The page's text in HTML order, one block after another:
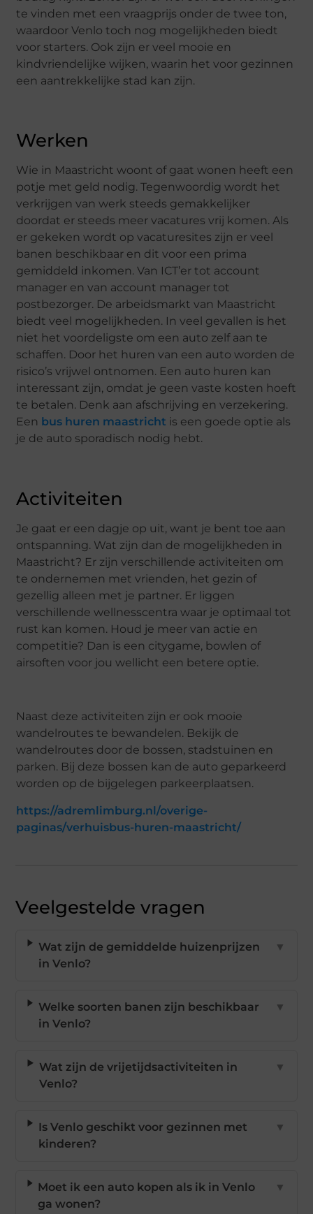
te vinden met een vraagprijs onder de twee ton,
waardoor Venlo toch nog mogelijkheden biedt
voor starters. Ook zijn er veel mooie en
kindvriendelijke wijken, waarin het voor gezinnen
een aantrekkelijke stad kan zijn.
Werken
Wie in Maastricht woont of gaat wonen heeft een
potje met geld nodig. Tegenwoordig wordt het
verkrijgen van werk steeds gemakkelijker
doordat er steeds meer vacatures vrij komen. Als
er gekeken wordt op vacaturesites zijn er veel
banen beschikbaar en dit voor een prima
gemiddeld inkomen. Van ICT’er tot account
manager en van account manager tot
postbezorger. De arbeidsmarkt van Maastricht
biedt veel mogelijkheden. In veel gevallen is het
niet het voordeligste om een auto zelf aan te
schaffen. Door het huren van een auto worden de
risico’s vrijwel ontnomen. Een auto huren kan
interessant zijn, omdat je geen vaste kosten hoeft
te betalen. Denk aan afschrijving en verzekering.
Een bus huren maastricht is een goede optie als
je de auto sporadisch nodig hebt.
Activiteiten
Je gaat er een dagje op uit, want je bent toe aan
ontspanning. Wat zijn dan de mogelijkheden in
Maastricht? Er zijn verschillende activiteiten om
te ondernemen met vrienden, het gezin of
gezellig alleen met je partner. Er liggen
verschillende wellnesscentra waar je optimaal tot
rust kan komen. Houd je meer van actie en
competitie? Dan is een citygame, bowlen of
airsoften voor jou wellicht een betere optie.
Naast deze activiteiten zijn er ook mooie
wandelroutes te bewandelen. Bekijk de
wandelroutes door de bossen, stadstuinen en
parken. Bij deze bossen kan de auto geparkeerd
worden op de bijgelegen parkeerplaatsen.
https://adremlimburg.nl/overige-
paginas/verhuisbus-huren-maastricht/
Veelgestelde vragen
Wat zijn de gemiddelde huizenprijzen
in Venlo?
▼
Welke soorten banen zijn beschikbaar
in Venlo?
▼
Wat zijn de vrijetijdsactiviteiten in
Venlo?
▼
Is Venlo geschikt voor gezinnen met
kinderen?
▼
Moet ik een auto kopen als ik in Venlo
ga wonen?
▼